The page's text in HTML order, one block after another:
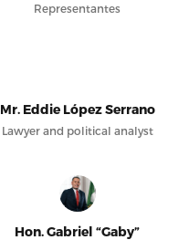
Representantes
Mr. Eddie López Serrano
Lawyer and political analyst
Hon. Gabriel “Gaby”